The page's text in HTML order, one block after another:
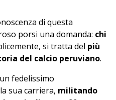
di questa
porsi una domanda: chi
si tratta del più
del calcio peruviano.
fedelissimo
sua carriera, militando